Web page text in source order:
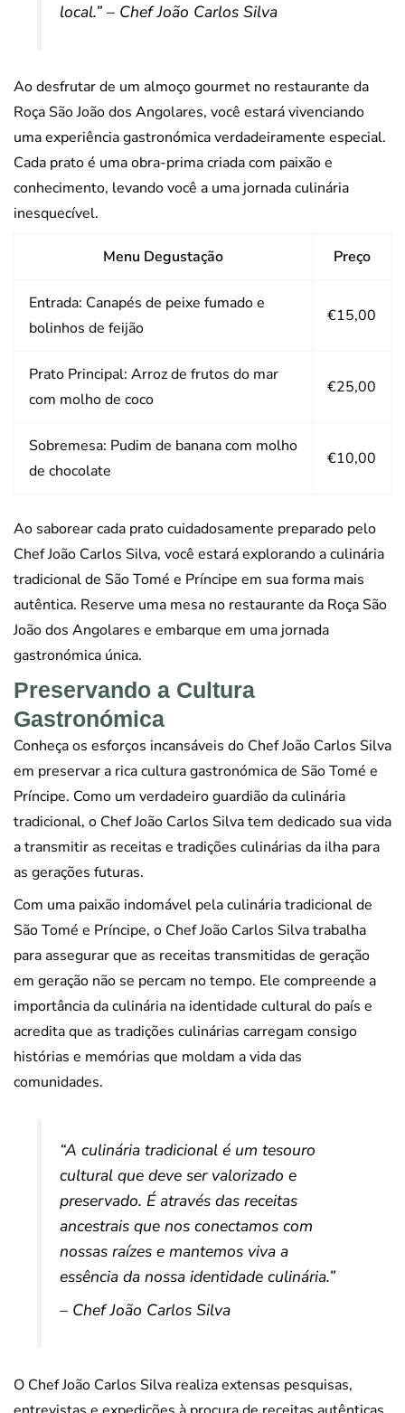
local.” – Chef João Carlos Silva
Ao desfrutar de um almoço gourmet no restaurante da
Roça São João dos Angolares, você estará vivenciando
uma experiência gastronómica verdadeiramente especial.
Cada prato é uma obra-prima criada com paixão e
conhecimento, levando você a uma jornada culinária
inesquecível.
Menu Degustação Preço
Entrada: Canapés de peixe fumado e
bolinhos de feijão
€15,00
Prato Principal: Arroz de frutos do mar
com molho de coco
€25,00
Sobremesa: Pudim de banana com molho
de chocolate
€10,00
Ao saborear cada prato cuidadosamente preparado pelo
Chef João Carlos Silva, você estará explorando a culinária
tradicional de São Tomé e Príncipe em sua forma mais
autêntica. Reserve uma mesa no restaurante da Roça São
João dos Angolares e embarque em uma jornada
gastronómica única.
Preservando a Cultura
Gastronómica
Conheça os esforços incansáveis do Chef João Carlos Silva
em preservar a rica cultura gastronómica de São Tomé e
Príncipe. Como um verdadeiro guardião da culinária
tradicional, o Chef João Carlos Silva tem dedicado sua vida
a transmitir as receitas e tradições culinárias da ilha para
as gerações futuras.
Com uma paixão indomável pela culinária tradicional de
São Tomé e Príncipe, o Chef João Carlos Silva trabalha
para assegurar que as receitas transmitidas de geração
em geração não se percam no tempo. Ele compreende a
importância da culinária na identidade cultural do país e
acredita que as tradições culinárias carregam consigo
histórias e memórias que moldam a vida das
comunidades.
“A culinária tradicional é um tesouro
cultural que deve ser valorizado e
preservado. É através das receitas
ancestrais que nos conectamos com
nossas raízes e mantemos viva a
essência da nossa identidade culinária.”
– Chef João Carlos Silva
O Chef João Carlos Silva realiza extensas pesquisas,